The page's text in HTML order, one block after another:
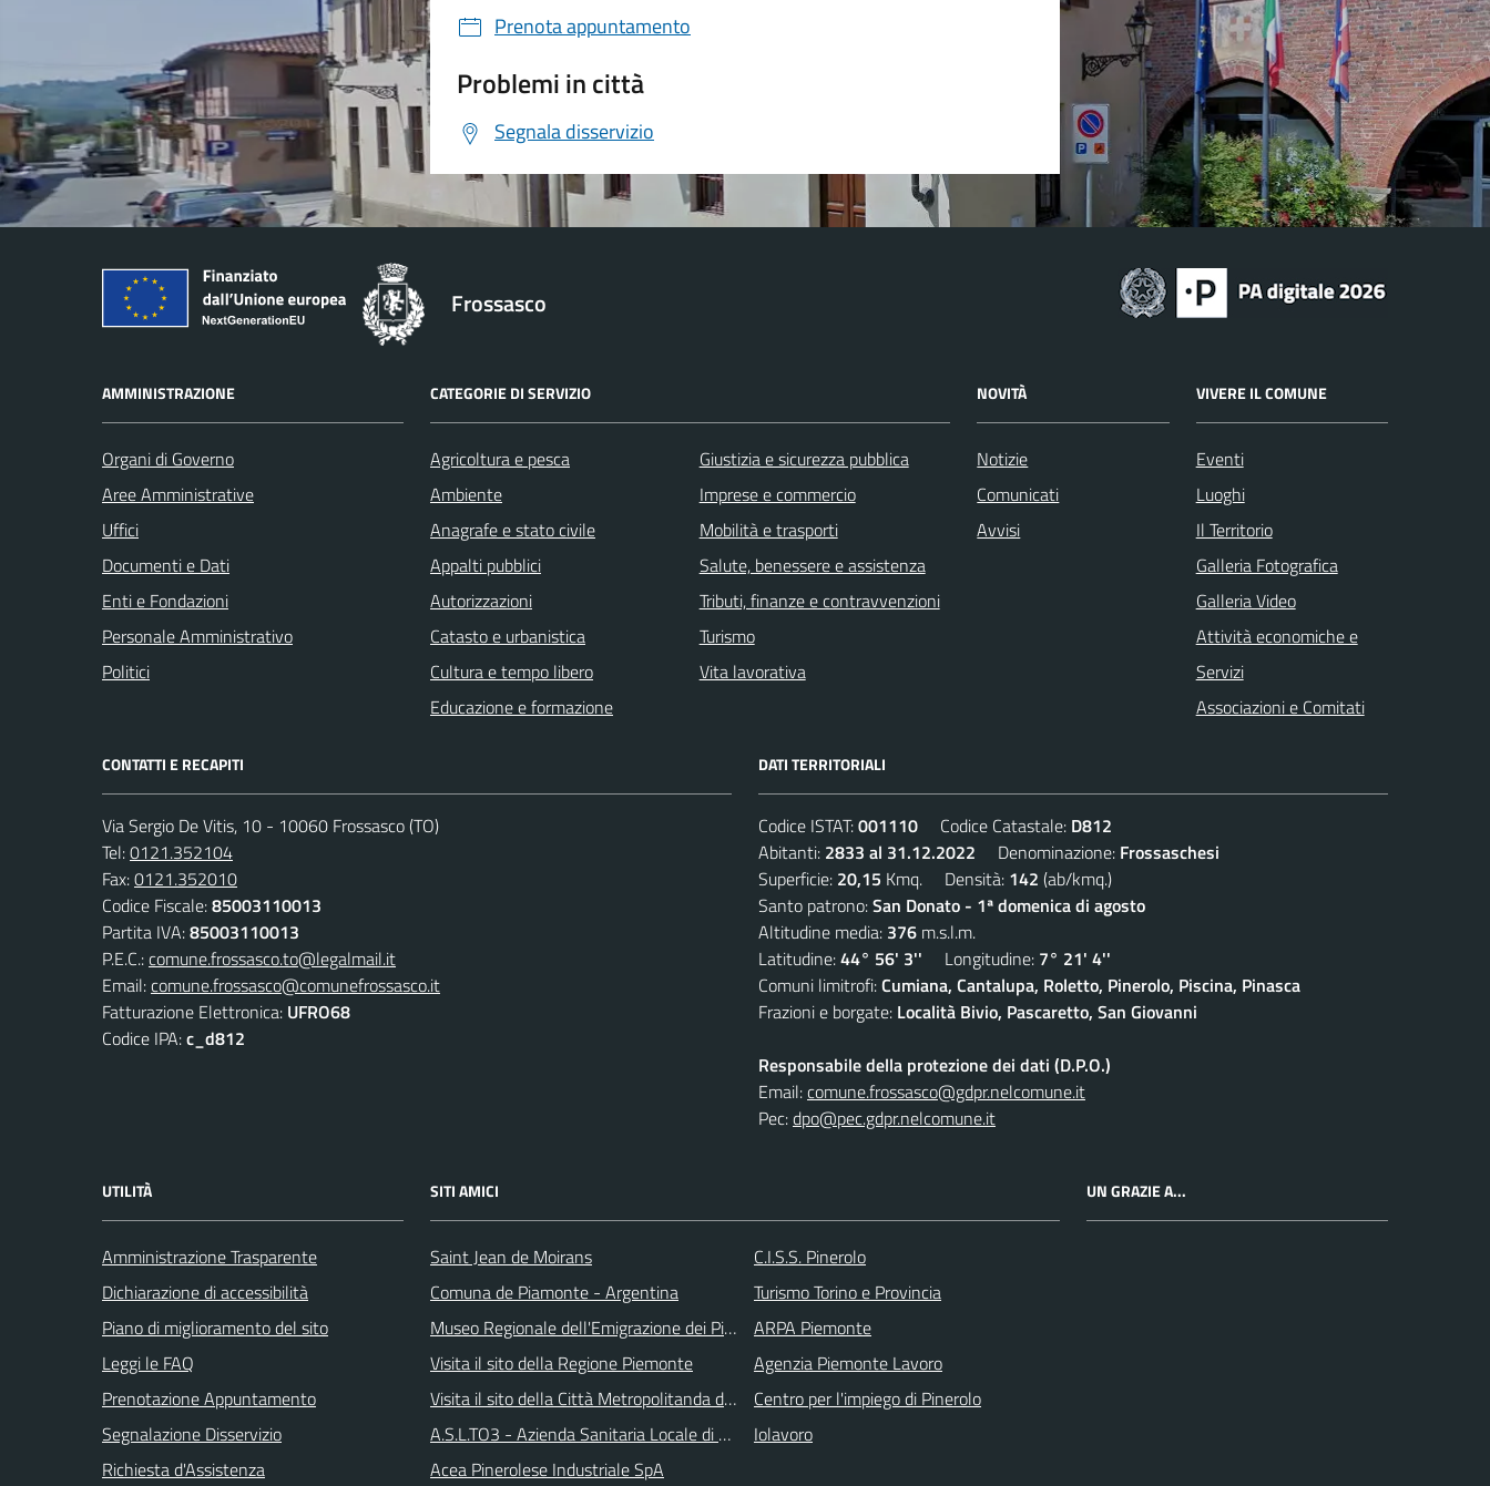
Prenota appuntamento
Problemi in città
Segnala disservizio
Frossasco
AMMINISTRAZIONE
Organi di Governo
Aree Amministrative
Uffici
Documenti e Dati
Enti e Fondazioni
Personale Amministrativo
Politici
CATEGORIE DI SERVIZIO
Agricoltura e pesca
Ambiente
Anagrafe e stato civile
Appalti pubblici
Autorizzazioni
Catasto e urbanistica
Cultura e tempo libero
Educazione e formazione
Giustizia e sicurezza pubblica
Imprese e commercio
Mobilità e trasporti
Salute, benessere e assistenza
Tributi, finanze e contravvenzioni
Turismo
Vita lavorativa
NOVITÀ
Notizie
Comunicati
Avvisi
VIVERE IL COMUNE
Eventi
Luoghi
Il Territorio
Galleria Fotografica
Galleria Video
Attività economiche e
Servizi
Associazioni e Comitati
CONTATTI E RECAPITI
Via Sergio De Vitis, 10 - 10060 Frossasco (TO)
Tel:0121.352104
Fax:0121.352010
Codice Fiscale:85003110013
Partita IVA:85003110013
P.E.C.:comune.frossasco.to@legalmail.it
Email:comune.frossasco@comunefrossasco.it
Fatturazione Elettronica: UFRO68
Codice IPA:c_d812
DATI TERRITORIALI
Codice ISTAT:001110 Codice Catastale: D812
Abitanti: 2833 al 31.12.2022 Denominazione: Frossaschesi
Superficie: 20,15 Kmq. Densità: 142 (ab/kmq.)
Santo patrono:San Donato - 1ª domenica di agosto
Altitudine media: 376 m.s.l.m.
Latitudine:44° 56' 3'' Longitudine: 7° 21' 4''
Comuni limitrofi:Cumiana, Cantalupa, Roletto, Pinerolo, Piscina, Pinasca
Frazioni e borgate: Località Bivio, Pascaretto, San Giovanni
Responsabile della protezione dei dati (D.P.O.)
Email:comune.frossasco@gdpr.nelcomune.it
Pec:dpo@pec.gdpr.nelcomune.it
UTILITÀ
Amministrazione Trasparente
Dichiarazione di accessibilità
Piano di miglioramento del sito
Leggi le FAQ
Prenotazione Appuntamento
Segnalazione Disservizio
Richiesta d'Assistenza
SITI AMICI
Saint Jean de Moirans
Comuna de Piamonte - Argentina
Museo Regionale dell'Emigrazione dei Piemontesi nel Mondo
Visita il sito della Regione Piemonte
Visita il sito della Città Metropolitanda di Torino
A.S.L.TO3 - Azienda Sanitaria Locale di Collegno e Pinerolo
Acea Pinerolese Industriale SpA
C.I.S.S. Pinerolo
Turismo Torino e Provincia
ARPA Piemonte
Agenzia Piemonte Lavoro
Centro per l'impiego di Pinerolo
Iolavoro
UN GRAZIE A...